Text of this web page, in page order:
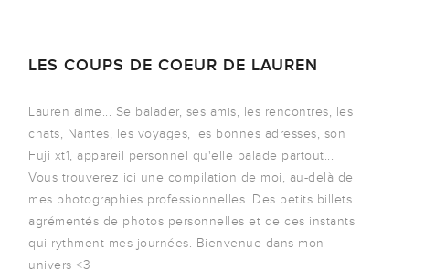
LES COUPS DE COEUR DE LAUREN
Lauren aime... Se balader, ses amis, les rencontres, les
chats, Nantes, les voyages, les bonnes adresses, son
Fuji xt1, appareil personnel qu'elle balade partout...
Vous trouverez ici une compilation de moi, au-delà de
mes photographies professionnelles. Des petits billets
agrémentés de photos personnelles et de ces instants
qui rythment mes journées. Bienvenue dans mon
univers <3